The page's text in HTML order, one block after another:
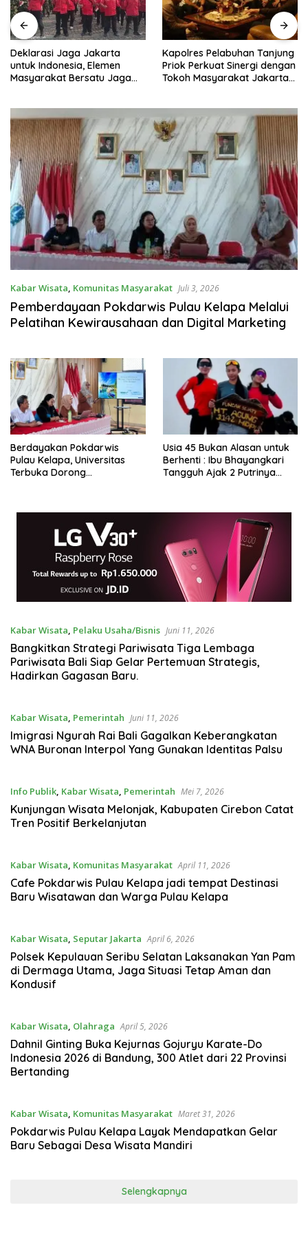
Deklarasi Jaga Jakarta
untuk Indonesia, Elemen
Masyarakat Bersatu Jaga
Kapolres Pelabuhan Tanjung
Priok Perkuat Sinergi dengan
Tokoh Masyarakat Jakarta
Kabar Wisata, Komunitas Masyarakat Juli 3, 2026
Pemberdayaan Pokdarwis Pulau Kelapa Melalui
Pelatihan Kewirausahaan dan Digital Marketing
Berdayakan Pokdarwis
Pulau Kelapa, Universitas
Terbuka Dorong
Usia 45 Bukan Alasan untuk
Berhenti : Ibu Bhayangkari
Tangguh Ajak 2 Putrinya
Kabar Wisata, Pelaku Usaha/Bisnis Juni 11, 2026
Bangkitkan Strategi Pariwisata Tiga Lembaga
Pariwisata Bali Siap Gelar Pertemuan Strategis,
Kabar Wisata, Pemerintah Juni 11, 2026
Imigrasi Ngurah Rai Bali Gagalkan Keberangkatan
WNA Buronan Interpol Yang Gunakan Identitas Palsu
Info Publik, Kabar Wisata, Pemerintah Mei 7, 2026
Kunjungan Wisata Melonjak, Kabupaten Cirebon Catat
Tren Positif Berkelanjutan
Kabar Wisata, Komunitas Masyarakat April 11, 2026
Cafe Pokdarwis Pulau Kelapa jadi tempat Destinasi
Baru Wisatawan dan Warga Pulau Kelapa
Kabar Wisata, Seputar Jakarta April 6, 2026
Polsek Kepulauan Seribu Selatan Laksanakan Yan Pam
di Dermaga Utama, Jaga Situasi Tetap Aman dan
Kondusif
Kabar Wisata, Olahraga April 5, 2026
Dahnil Ginting Buka Kejurnas Gojuryu Karate-Do
Indonesia 2026 di Bandung, 300 Atlet dari 22 Provinsi
Bertanding
Kabar Wisata, Komunitas Masyarakat Maret 31, 2026
Pokdarwis Pulau Kelapa Layak Mendapatkan Gelar
Baru Sebagai Desa Wisata Mandiri
Selengkapnya